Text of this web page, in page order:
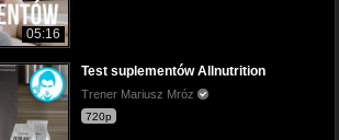
05:16
Test suplementów Allnutrition
Trener Mariusz Mróz
720p